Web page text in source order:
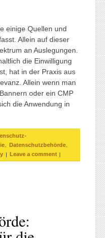
einige Quellen und
Allein auf dieser
an Auslegungen.
die Einwilligung
hat in der Praxis aus
Allein wenn man
oder ein CMP
die Anwendung in
Datenschutzbehörde
| Leave a comment |